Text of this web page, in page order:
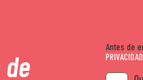
Antes de
PRIVACIDAD